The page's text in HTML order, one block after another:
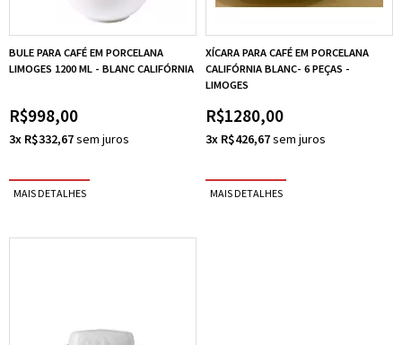
BULE PARA CAFÉ EM PORCELANA
LIMOGES 1200 ML - BLANC CALIFÓRNIA
R$998,00
3x R$332,67
XÍCARA PARA CAFÉ EM PORCELANA
CALIFÓRNIA BLANC- 6 PEÇAS -
LIMOGES
R$1280,00
3x R$426,67